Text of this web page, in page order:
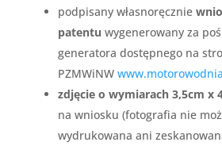
podpisany własnoręcznie
patentu wygenerowany za
generatora dostępnego na
PZMWiNW
zdjęcie o wymiarach 3,5cm x
na wniosku (fotografia nie
wydrukowana ani